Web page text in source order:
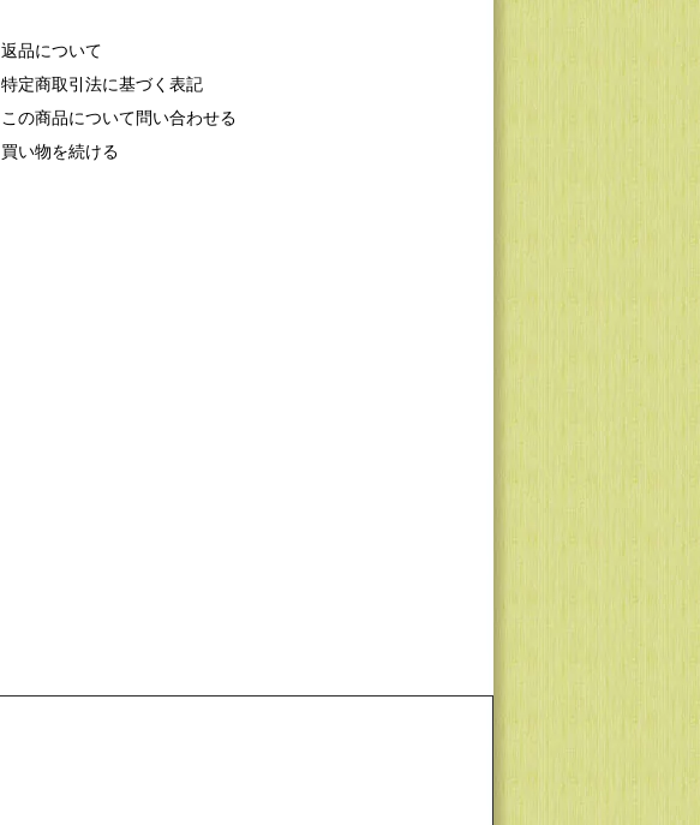
返品について
特定商取引法に基づく表記
この商品について問い合わせる
買い物を続ける